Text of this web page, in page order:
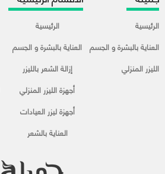
الرئيسية
العناية بالبشرة و الجسم
الليزر المنزلي
الرئيسية
العناية بالبشرة و الجسم
إزالة الشعر بالليزر
أجهزة الليزر المنزلي
أجهزة ليزر العيادات
العناية بالشعر